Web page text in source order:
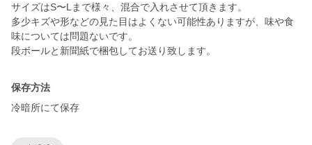
サイズはS〜Lまで様々、混合で入れさせて頂きます。
多少キズや形などの見た目はよくない可能性ありますが、味や食
味については問題ないです。
段ボールと新聞紙で梱包してお送り致します。
保存方法
冷暗所にて保存